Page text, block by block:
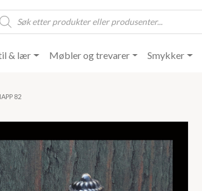
& lær Møbler og trevarer Smykker
82